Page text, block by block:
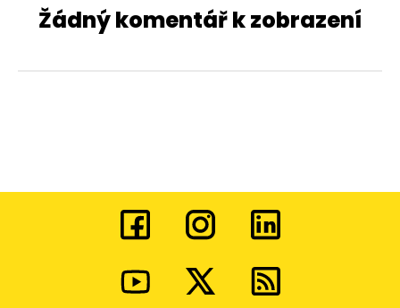
Žádný komentář k zobrazení